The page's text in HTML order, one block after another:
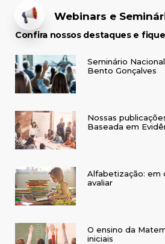
Webinars e
Confira nossos destaques e
Seminário
Bento Gonçalves
Nossas
Baseada em
Alfabetização: em
avaliar
O ensino da
iniciais